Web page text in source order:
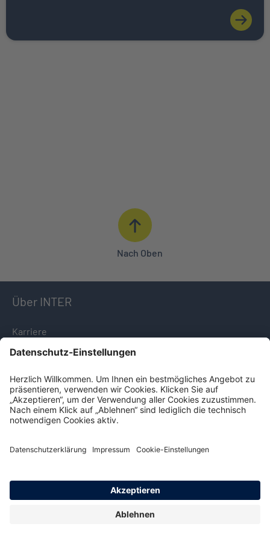
Nach Oben
Über INTER
Karriere
Unternehmensprofil
Firmensitz
Presseinformationen
Nachhaltigkeit
Service & Kontakt